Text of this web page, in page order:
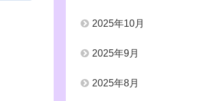
2025年10月
2025年9月
2025年8月